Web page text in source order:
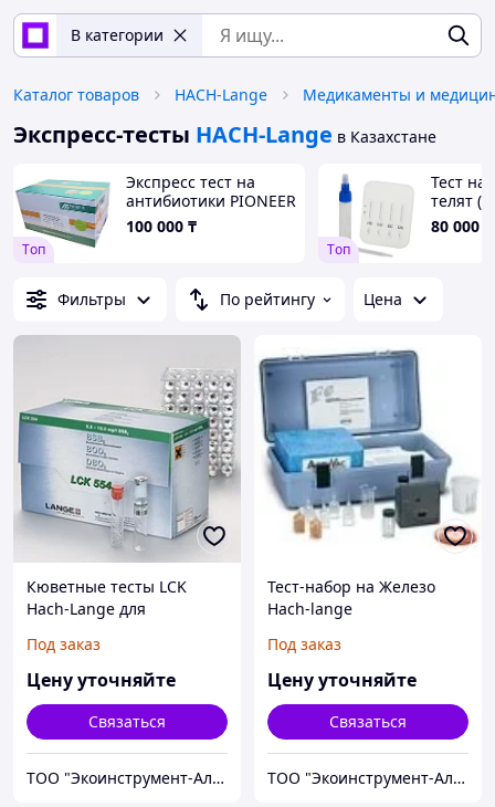
В категории
Каталог товаров HACH-Lange
Экспресс-тесты HACH-Lange в Казахстане
Tоп
Экспресс тест на
антибиотики PIONEER
4 В 1, 96 тестов
100 000 ₸
Tоп
Тест на
телят
80 000
Фильтры По рейтингу Цена
Кюветные тесты LCK
Hach-Lange для
Алматы и Казахстане
Под заказ
Цену уточняйте
Связаться
ТОО "Экоинструмент-Алматы"
Тест-набор на Железо
Hach-lange
Под заказ
Цену уточняйте
Связаться
ТОО "Экоинструмент-Алматы"